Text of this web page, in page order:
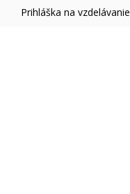
Prihláška na vzdelávanie